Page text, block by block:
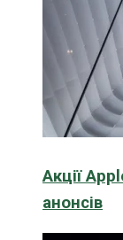
Акції
анонсів